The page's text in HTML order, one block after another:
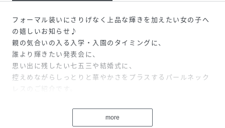
フォーマル装いにさりげなく上品な輝きを加えたい女の子へ
の嬉しいお知らせ♪
親の気合いの入る入学・入園のタイミングに、
誰より輝きたい発表会に、
思い出に残したい七五三や結婚式に、
控えめながらしっとりと華やかさをプラスするパールネック
レスのご紹介です。
艶も自然で高級感のある上質人造真珠は、
しっかりとした重量感が趣が
more